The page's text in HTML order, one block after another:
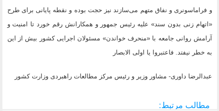
و فراماسونری و نفاق متهم می‌سازند نیز حجت بوده و نقطه پایانی برای طرح
«اتهام زنی بدون سند» علیه رئیس جمهور و همکارانش رقم خورد تا امنیت و
آرامش روانی جامعه با «منحرف خواندن» مسئولان اجرایی کشور بیش از این
به خطر نیفتد. فاعتبروا یا اولی الابصار
عبدالرضا داوری- مشاور وزیر و رئیس مرکز مطالعات راهبردی وزارت کشور
مطالب مرتبط: